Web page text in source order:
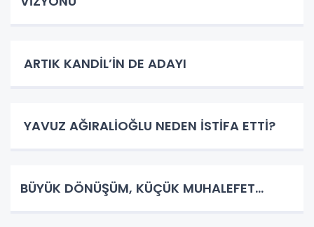
ARTIK KANDİL’İN DE ADAYI
YAVUZ AĞIRALİOĞLU NEDEN İSTİFA ETTİ?
BÜYÜK DÖNÜŞÜM, KÜÇÜK MUHALEFET…